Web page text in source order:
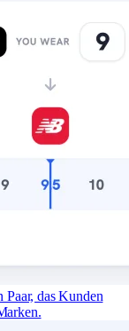
Paar, das Kunden